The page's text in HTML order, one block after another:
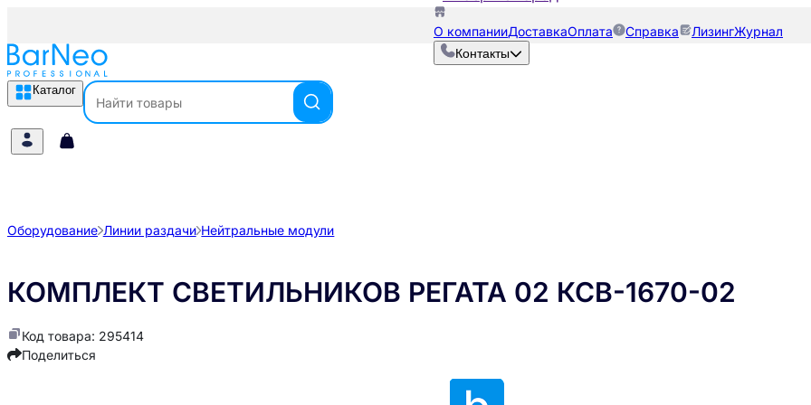
О компанииДоставкаОплата Справка ЛизингЖурнал
Контакты
Каталог
Оборудование Линии раздачи Нейтральные модули
КОМПЛЕКТ СВЕТИЛЬНИКОВ РЕГАТА 02 КСВ-1670-02
Код товара: 295414
Поделиться